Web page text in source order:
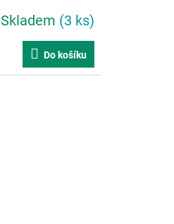
Skladem (3 ks)
Do košíku